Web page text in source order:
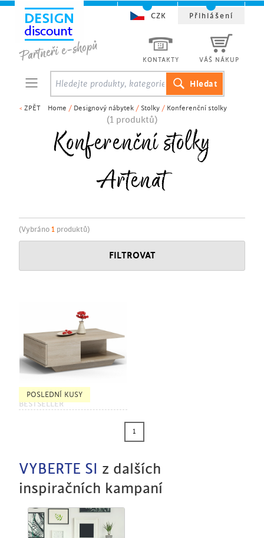
< ZPĚT Home / Designový nábytek / Stolky / Konferenční stolky
(1 produktů)
Konferenční stolky
Artenat
(Vybráno 1 produktů)
FILTROVAT
POSLEDNÍ KUSY
BESTSELLER
1
VYBERTE SI
z dalších
inspiračních kampaní
KONTAKTY VÁŠ NÁKUP
CZK Přihlášení